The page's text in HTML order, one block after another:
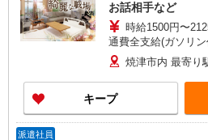
お話相手など
時給1500円〜
通費全支給(ガソリン
焼津市内 最寄り
キープ
派遣社員